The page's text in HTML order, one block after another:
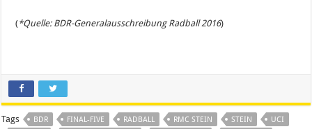
(*Quelle: BDR-Generalausschreibung Radball 2016)
Tags BDR FINAL-FIVE RADBALL RMC STEIN STEIN
UCI